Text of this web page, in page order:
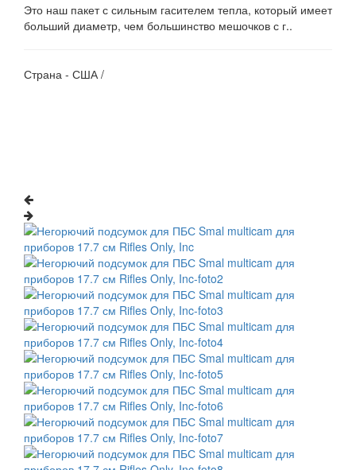
Это наш пакет с сильным гасителем тепла, который имеет
больший диаметр, чем большинство мешочков с г..
Страна - США /